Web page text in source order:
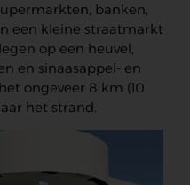
banken,
een kleine straatmarkt
op een heuvel,
en sinaasappel- en
ongeveer 8 km (10
het strand.